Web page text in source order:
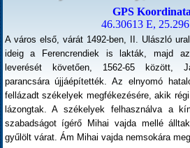
GPS
46.30613 E,
A város első, várát 1492-ben, II. Ulászló
ideig a Ferencrendiek is lakták, majd
leverését követően, 1562-65 között,
parancsára újjáépítették. Az elnyomó
fellázadt székelyek megfékezésére, akik
lázongtak. A székelyek felhasználva a
szabadságot ígérő Mihai vajda mellé
gyűlölt várat. Ám Mihai vajda nemsokára